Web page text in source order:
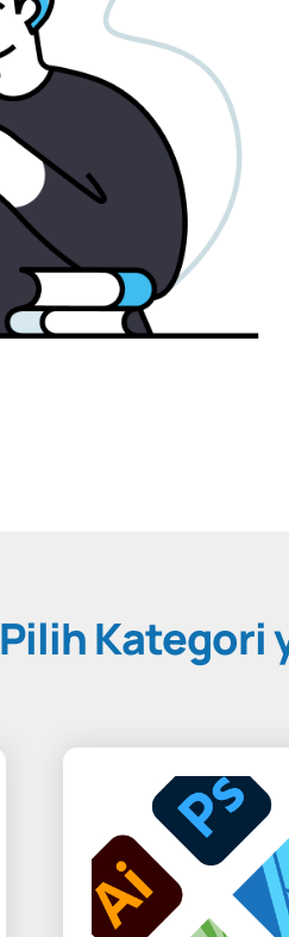
Pilih Kategori